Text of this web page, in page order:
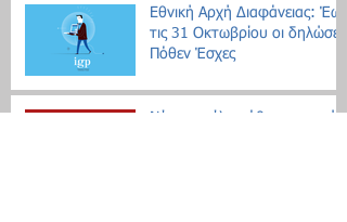
Εθνική Αρχή Διαφάνειας: Έως
τις 31 Οκτωβρίου οι δηλώσεις
Πόθεν Έσχες